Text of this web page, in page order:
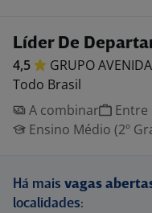
Líder De
4,5 GRUPOAVENIDA
Todo Brasil
A combinar
Entre
Ensino Médio (2º
Há mais vagas
localidades: